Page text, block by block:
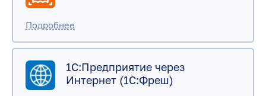
1С:Предприятие через
Интернет (1С:Фреш)